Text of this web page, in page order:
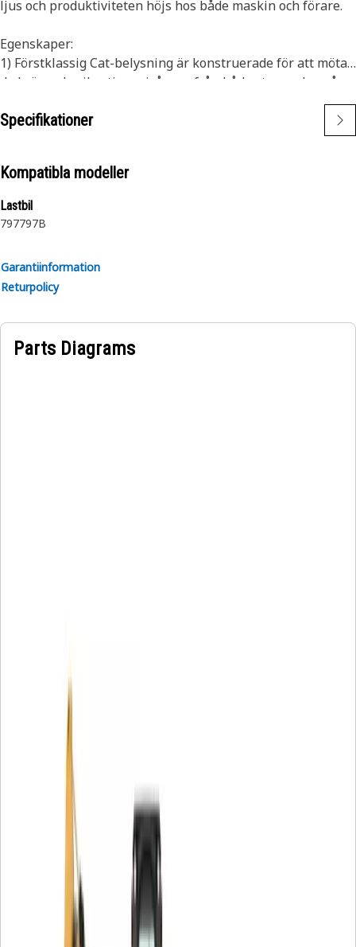
ljus och produktiviteten höjs hos både maskin och förare.
Egenskaper:
1) Förstklassig Cat-belysning är konstruerade för att möta
de krävande vibrationsnivåerna från både stora och små
2) Cat-belysning kan anpassas efter andra maskiner i
Tillämpning:
Utformade för att användas i extremt tuffa miljöer.
Specifikationer
Kompatibla modeller
Lastbil
797797B
Garantiinformation
Returpolicy
Parts Diagrams